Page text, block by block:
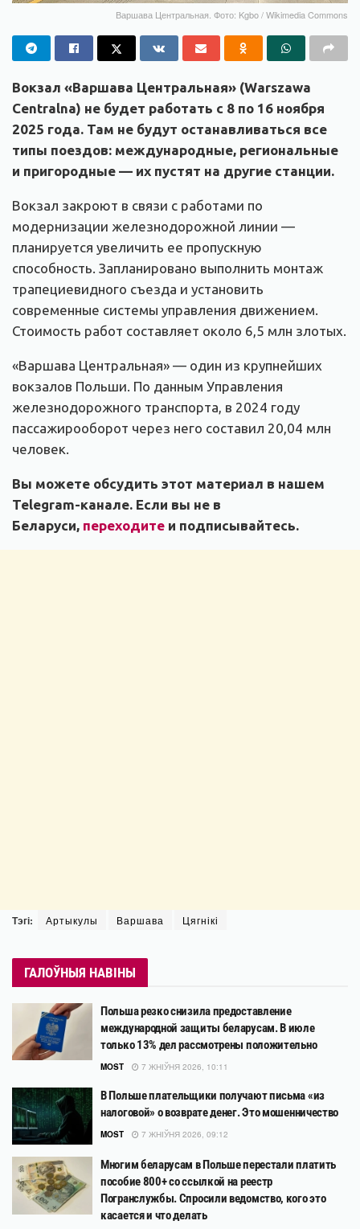
Варшава Центральная. Фото: Kgbo / Wikimedia Commons
Вокзал «Варшава Центральная» (Warszawa
Centralna) не будет работать с 8 по 16 ноября
2025 года. Там не будут останавливаться все
типы поездов: международные, региональные
и пригородные — их пустят на другие станции.
Вокзал закроют в связи с работами по
модернизации железнодорожной линии —
планируется увеличить ее пропускную
способность. Запланировано выполнить монтаж
трапециевидного съезда и установить
современные системы управления движением.
Стоимость работ составляет около 6,5 млн злотых.
«Варшава Центральная» — один из крупнейших
вокзалов Польши. По данным Управления
железнодорожного транспорта, в 2024 году
пассажирооборот через него составил 20,04 млн
человек.
Вы можете обсудить этот материал в нашем
Telegram-канале. Если вы не в
Беларуси, переходите и подписывайтесь.
Тэгі: Артыкулы Варшава Цягнікі
ГАЛОЎНЫЯ НАВІНЫ
Польша резко снизила предоставление
международной защиты беларусам. В июле
только 13% дел рассмотрены положительно
MOST 7 ЖНІЎНЯ 2026, 10:11
В Польше плательщики получают письма «из
налоговой» о возврате денег. Это мошенничество
MOST 7 ЖНІЎНЯ 2026, 09:12
Многим беларусам в Польше перестали платить
пособие 800+ со ссылкой на реестр
Погранслужбы. Спросили ведомство, кого это
касается и что делать